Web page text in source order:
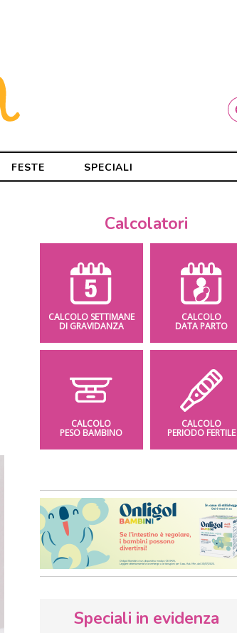
FESTE SPECIALI
Calcolatori
CALCOLO SETTIMANE
DI GRAVIDANZA
CALCOLO
DATA PARTO
CALCOLO
PESO BAMBINO
CALCOLO
PERIODO FERTILE
Speciali in evidenza